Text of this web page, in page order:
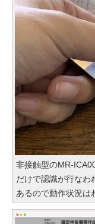
非接触型のMR-
だけで認識が行なわ
あるので動作状況は